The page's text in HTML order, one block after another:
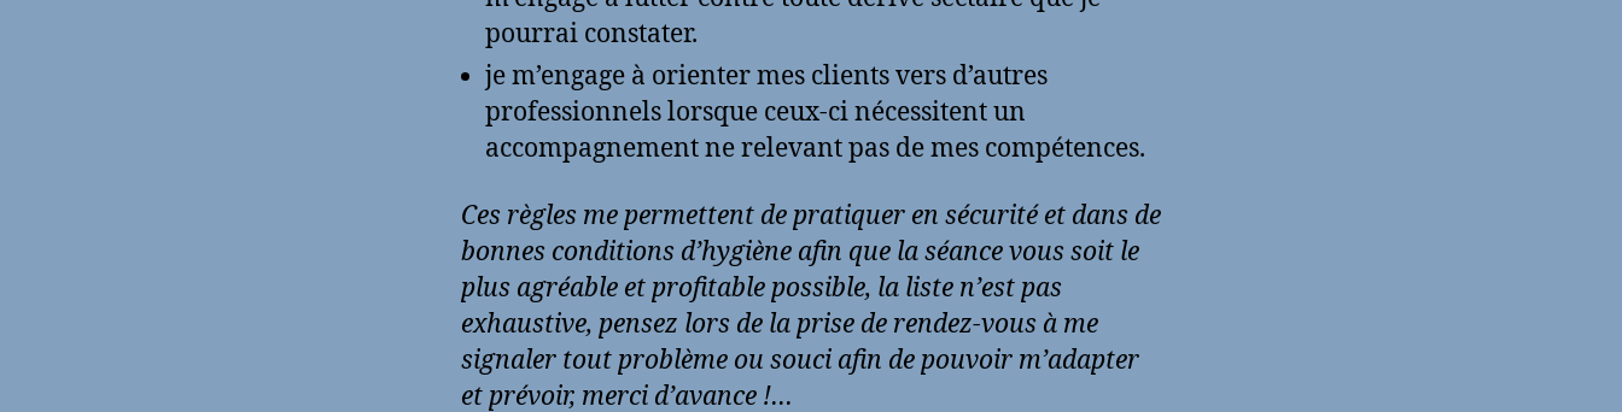
pourrai constater.
je m’engage à orienter mes clients vers d’autres
professionnels lorsque ceux-ci nécessitent un
accompagnement ne relevant pas de mes compétences.
Ces règles me permettent de pratiquer en sécurité et dans de
bonnes conditions d’hygiène afin que la séance vous soit le
plus agréable et profitable possible, la liste n’est pas
exhaustive, pensez lors de la prise de rendez-vous à me
signaler tout problème ou souci afin de pouvoir m’adapter
et prévoir, merci d’avance !…